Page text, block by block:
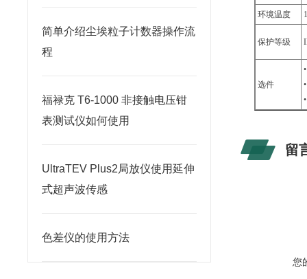
简单介绍尘埃粒子计数器操作流
程
福禄克 T6-1000 非接触电压钳
表测试仪如何使用
UltraTEV Plus2局放仪使用延伸
式超声波传感
色差仪的使用方法
环境温度
保护等级
选件
留
您